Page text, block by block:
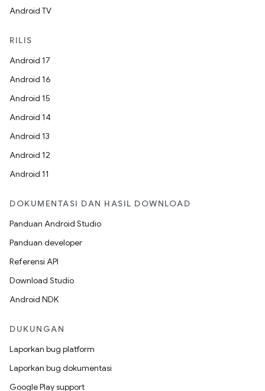
Android TV
RILIS
Android 17
Android 16
Android 15
Android 14
Android 13
Android 12
Android 11
DOKUMENTASI DAN HASIL DOWNLOAD
Panduan Android Studio
Panduan developer
Referensi API
Download Studio
Android NDK
DUKUNGAN
Laporkan bug platform
Laporkan bug dokumentasi
Google Play support